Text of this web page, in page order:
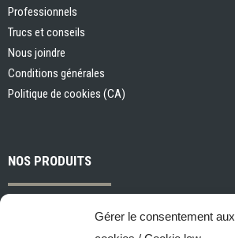
Gérer le consentement aux
Professionnels
Trucs et conseils
Nous joindre
Conditions générales
Politique de cookies (CA)
NOS PRODUITS
Peintures et apprêts d’intérieur